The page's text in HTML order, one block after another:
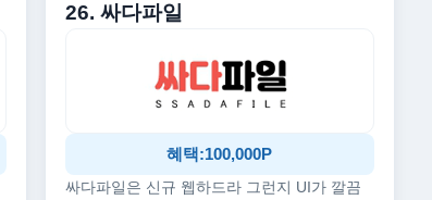
26. 싸다파일
혜택:100,000P
싸다파일은 신규 웹하드라 그런지 UI가 깔끔